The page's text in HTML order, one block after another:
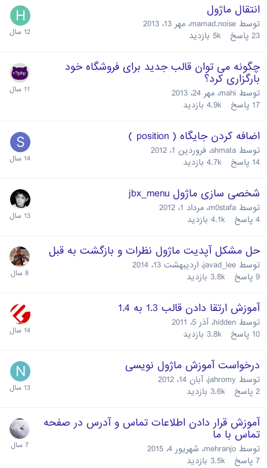
انتقال ماژول
توسط mamad.noise، مهر 13، 2013
23 پاسخ 5k بازدید
چگونه می توان قالب جدید برای فروشگاه خود
بارگزاری کرد؟
توسط mahi، مهر 24، 2013
17 پاسخ 4.9k بازدید
اضافه کردن جایگاه ( position )
توسط shmata، فروردین 1، 2012
14 پاسخ 4.7k بازدید
شخصی سازی ماژول jbx_menu
توسط m0stafa، مرداد 1، 2012
4 پاسخ 4.1k بازدید
حل مشکل آپدیت ماژول نظرات و بازگشت به قبل
توسط javad_lee، اردیبهشت 13، 2014
9 پاسخ 3.8k بازدید
آموزش ارتقا دادن قالب 1.3 به 1.4
توسط hidden،آذر 5، 2011
10 پاسخ 3.8k بازدید
درخواست آموزش ماژول نویسی
توسط jahromy،آبان 14، 2012
2 پاسخ 3.6k بازدید
آموزش قرار دادن اطلاعات تماس و آدرس در صفحه
تماس با ما
توسط mehranjo، شهریور 4، 2015
7 پاسخ 3.5k بازدید